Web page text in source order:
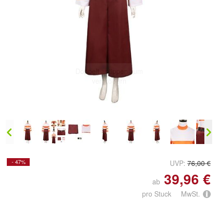
Doppelt antippen zum
vergrößern
- 47% UVP: 76,00 €
ab 39,96 €
pro Stuck MwSt.